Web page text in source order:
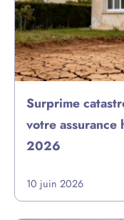
Surprime
votre assurance
2026
10 juin 2026